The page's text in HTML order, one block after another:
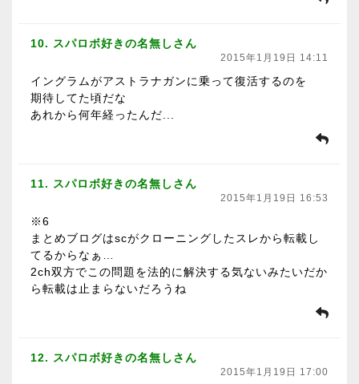
10. スパロボ好きの名無しさん
2015年1月19日 14:11
イングラムがアストラナガンに乗って復活するのを
期待してた頃だな
あれから何年経ったんだ...
11. スパロボ好きの名無しさん
2015年1月19日 16:53
※6
まとめブログはscがクローニングしたスレから転載し
てるからなぁ…
2ch双方でこの問題を法的に解決する気ないみたいだか
ら転載は止まらないだろうね
12. スパロボ好きの名無しさん
2015年1月19日 17:00